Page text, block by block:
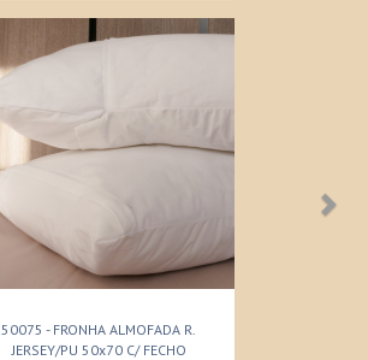
50075 - FRONHA ALMOFADA R.
JERSEY/PU 50x70 C/ FECHO